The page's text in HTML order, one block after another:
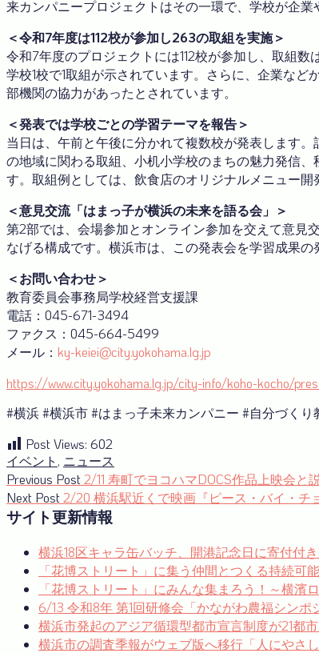
来カンパニープロジェクトはその一環で、学校が企
＜令和7年度は112校が参加し263の取組を実施＞
令和7年度のプロジェクトには112校が参加し、取組
学校1校で1取組が示されています。さらに、企業な
部機関の協力があったとされています。
＜発表では学校ごとの学習テーマを報告＞
当日は、午前と午後に分かれて複数校が発表します
の地域に関わる取組、小机小学校のまちの魅力発信
す。取組例としては、飲食店のオリジナルメニュー
＜意見交流「はまっ子が横浜の未来を語る会」＞
第2部では、会場参加とオンライン参加を交えて意見
なげる構成です。横浜市は、この発表会を学習成果の
＜お問い合わせ＞
教育委員会事務局学校経営支援課
電話：045-671-3494
ファクス：045-664-5499
メール： ky-keiei@city.yokohama.lg.jp
https://www.city.yokohama.lg.jp/city-info/koho-kocho/
#横浜 #横浜市 #はまっ子未来カンパニー #自分づくり
Post Views: 602
イベント , ニュース
投
稿
ナ
ビ
ゲ
ー
シ
Previous Post Previous
post:
2/11 寿町でヨコハマDOCS作品上映会と
Next Post Next
post:
2/20 横浜駅近くで映画『ピース・バイ・チ
サイト更新情報
横浜18区キャラ缶バッチ、開港記念日に寄付付
「花博ストリート」に集う仲間とつくる持続可
「花博ストリート」にみんな集まろう！～横濱
6/13 令和8年 第1回研修会「かながわ農福シン
横浜市発起のアジア循環型都市宣言制度が21都
横浜市の調査季報がウェブ版へ移行「人にやさ